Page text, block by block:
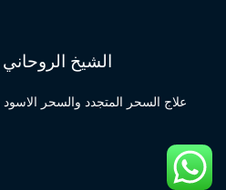
الشيخ الروحاني
علاج السحر المتجدد والسحر